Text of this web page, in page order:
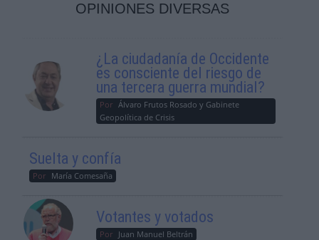
OPINIONES DIVERSAS
¿La ciudadanía de Occidente
es consciente del riesgo de
una tercera guerra mundial?
Por Álvaro Frutos Rosado y Gabinete
Geopolítica de Crisis
Suelta y confía
Por María Comesaña
Votantes y votados
Por Juan Manuel Beltrán